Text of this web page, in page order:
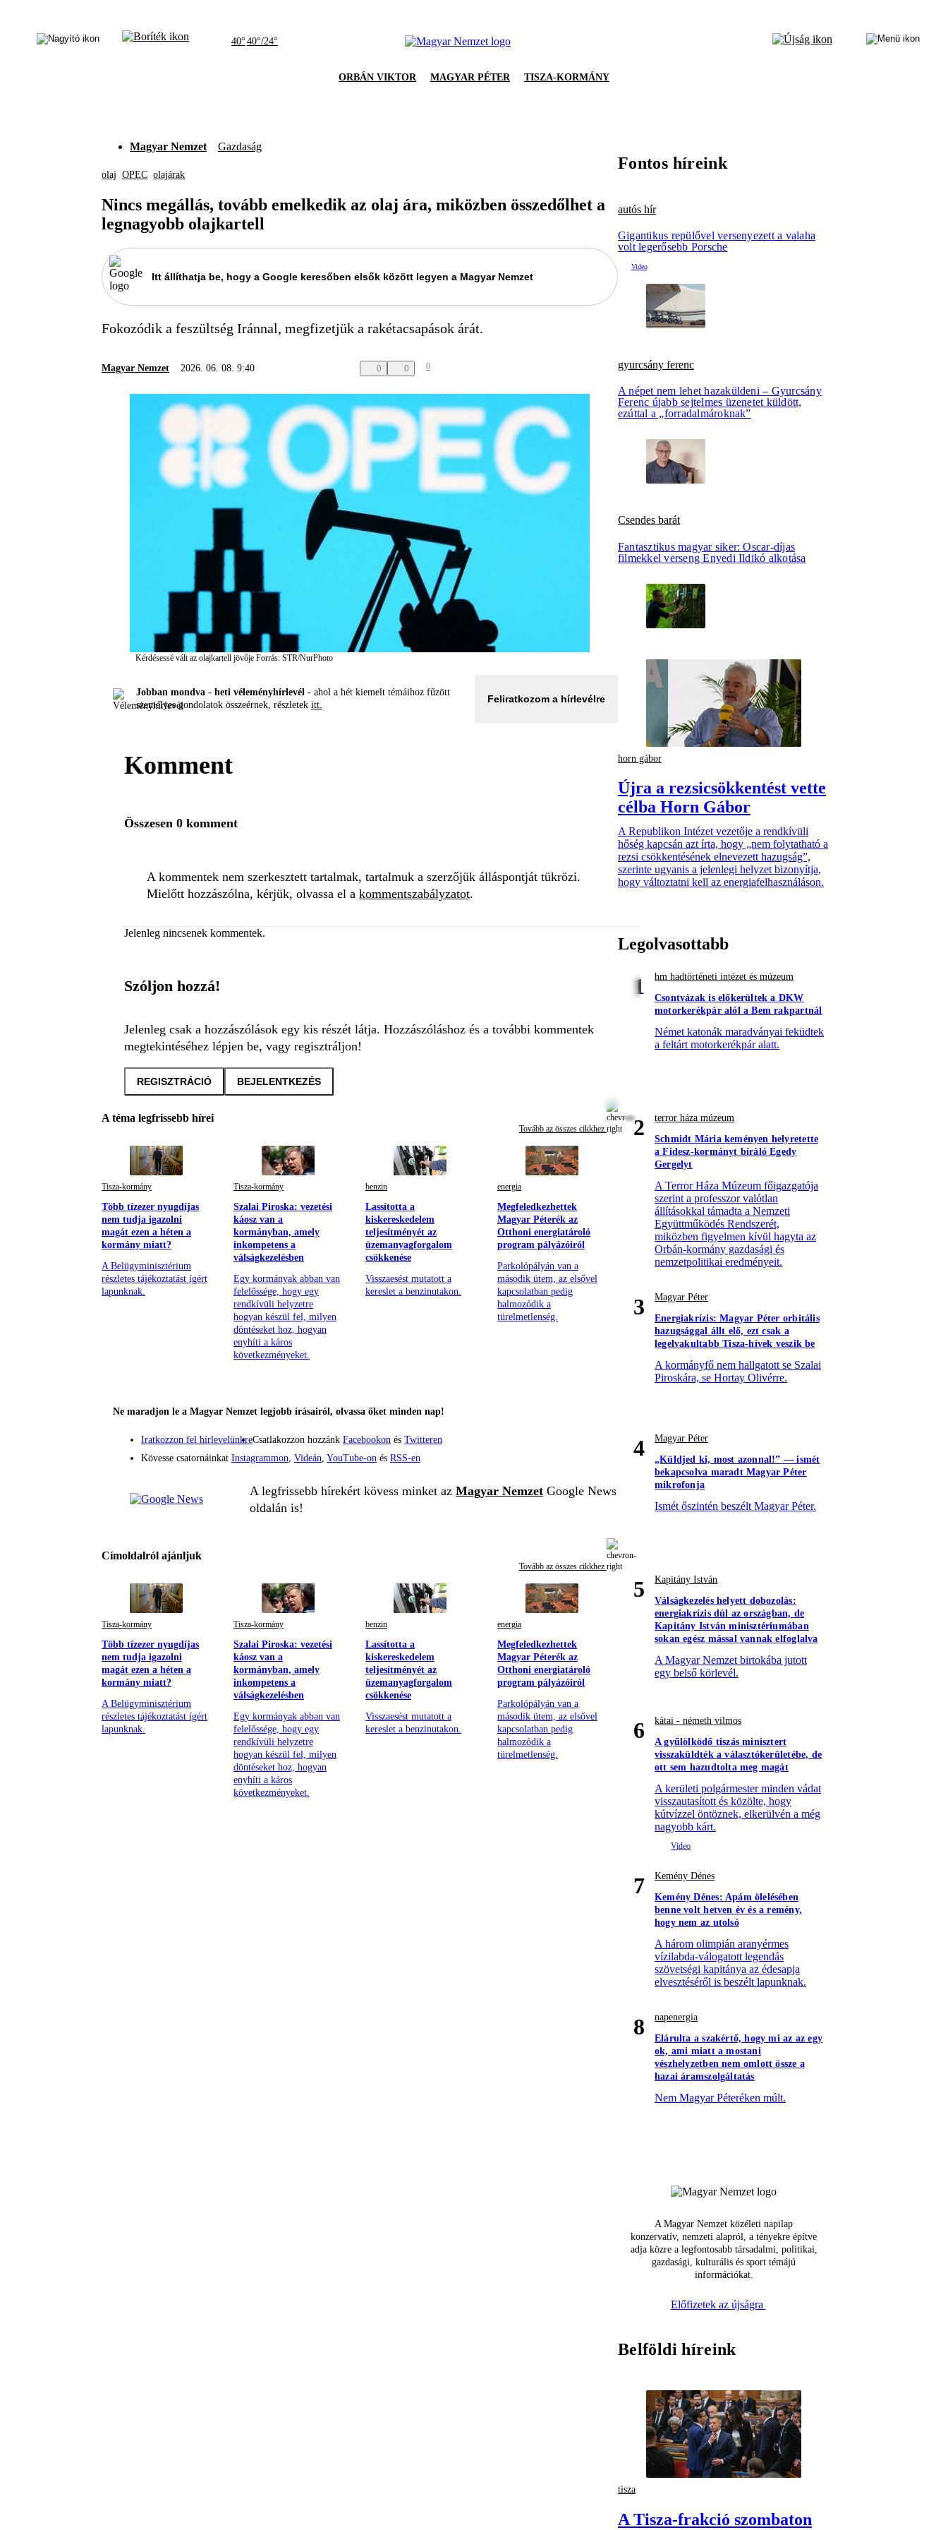
40° 40°/24°
ORBÁN VIKTOR MAGYAR PÉTER TISZA-KORMÁNY
Magyar Nemzet Gazdaság
olaj OPEC olajárak
Nincs megállás, tovább emelkedik az olaj ára, miközben összedőlhet a
legnagyobb olajkartell
Itt állíthatja be, hogy a Google keresőben elsők között legyen a Magyar Nemzet
Fokozódik a feszültség Iránnal, megfizetjük a rakétacsapások árát.
Magyar Nemzet 2026. 06. 08. 9:40 0 0 0
Kérdésessé vált az olajkartell jövője Forrás: STR/NurPhoto
Jobban mondva - heti véleményhírlevél - ahol a hét kiemelt témáihoz fűzött
személyes gondolatok összeérnek, részletek itt.
Feliratkozom a hírlevélre
Komment
Összesen 0 komment
A kommentek nem szerkesztett tartalmak, tartalmuk a szerzőjük álláspontját tükrözi.
Mielőtt hozzászólna, kérjük, olvassa el a kommentszabályzatot.
Jelenleg nincsenek kommentek.
Szóljon hozzá!
Jelenleg csak a hozzászólások egy kis részét látja. Hozzászóláshoz és a további kommentek
megtekintéséhez lépjen be, vagy regisztráljon!
REGISZTRÁCIÓ BEJELENTKEZÉS
A téma legfrissebb hírei
Tovább az összes cikkhez
Tisza-kormány
Több tízezer nyugdíjas
nem tudja igazolni
magát ezen a héten a
kormány miatt?
A Belügyminisztérium
részletes tájékoztatást ígért
lapunknak.
Tisza-kormány
Szalai Piroska: vezetési
káosz van a
kormányban, amely
inkompetens a
válságkezelésben
Egy kormányak abban van
felelőssége, hogy egy
rendkívüli helyzetre
hogyan készül fel, milyen
döntéseket hoz, hogyan
enyhíti a káros
következményeket.
benzin
Lassította a
kiskereskedelem
teljesítményét az
üzemanyagforgalom
csökkenése
Visszaesést mutatott a
kereslet a benzinutakon.
energia
Megfeledkezhettek
Magyar Péterék az
Otthoni energiatároló
program pályázóiról
Parkolópályán van a
második ütem, az elsővel
kapcsolatban pedig
halmozódik a
türelmetlenség.
Ne maradjon le a Magyar Nemzet legjobb írásairól, olvassa őket minden nap!
Iratkozzon fel hírlevelünkreCsatlakozzon hozzánk Facebookon és Twitteren
Kövesse csatornáinkat Instagrammon, Videán, YouTube-on és RSS-en
A legfrissebb hírekért kövess minket az Magyar Nemzet Google News
oldalán is!
Címoldalról ajánljuk
Tovább az összes cikkhez
Tisza-kormány
Több tízezer nyugdíjas
nem tudja igazolni
magát ezen a héten a
kormány miatt?
A Belügyminisztérium
részletes tájékoztatást ígért
lapunknak.
Tisza-kormány
Szalai Piroska: vezetési
káosz van a
kormányban, amely
inkompetens a
válságkezelésben
Egy kormányak abban van
felelőssége, hogy egy
rendkívüli helyzetre
hogyan készül fel, milyen
döntéseket hoz, hogyan
enyhíti a káros
következményeket.
benzin
Lassította a
kiskereskedelem
teljesítményét az
üzemanyagforgalom
csökkenése
Visszaesést mutatott a
kereslet a benzinutakon.
energia
Megfeledkezhettek
Magyar Péterék az
Otthoni energiatároló
program pályázóiról
Parkolópályán van a
második ütem, az elsővel
kapcsolatban pedig
halmozódik a
türelmetlenség.
Fontos híreink
autós hír
Gigantikus repülővel versenyezett a valaha
volt legerősebb Porsche
gyurcsány ferenc
A népet nem lehet hazaküldeni – Gyurcsány
Ferenc újabb sejtelmes üzenetet küldött,
ezúttal a „forradalmároknak”
Csendes barát
Fantasztikus magyar siker: Oscar-díjas
filmekkel verseng Enyedi Ildikó alkotása
horn gábor
Újra a rezsicsökkentést vette
célba Horn Gábor
A Republikon Intézet vezetője a rendkívüli
hőség kapcsán azt írta, hogy „nem folytatható a
rezsi csökkentésének elnevezett hazugság”,
szerinte ugyanis a jelenlegi helyzet bizonyítja,
hogy változtatni kell az energiafelhasználáson.
Legolvasottabb
1
hm hadtörténeti intézet és múzeum
Csontvázak is előkerültek a DKW
motorkerékpár alól a Bem rakpartnál
Német katonák maradványai feküdtek
a feltárt motorkerékpár alatt.
2
terror háza múzeum
Schmidt Mária keményen helyretette
a Fidesz-kormányt bíráló Egedy
Gergelyt
A Terror Háza Múzeum főigazgatója
szerint a professzor valótlan
állításokkal támadta a Nemzeti
Együttműködés Rendszerét,
miközben figyelmen kívül hagyta az
Orbán-kormány gazdasági és
nemzetpolitikai eredményeit.
3
Magyar Péter
Energiakrízis: Magyar Péter orbitális
hazugsággal állt elő, ezt csak a
legelvakultabb Tisza-hívek veszik be
A kormányfő nem hallgatott se Szalai
Piroskára, se Hortay Olivérre.
4
Magyar Péter
„Küldjed ki, most azonnal!” — ismét
bekapcsolva maradt Magyar Péter
mikrofonja
Ismét őszintén beszélt Magyar Péter.
5
Kapitány István
Válságkezelés helyett dobozolás:
energiakrízis dúl az országban, de
Kapitány István minisztériumában
sokan egész mással vannak elfoglalva
A Magyar Nemzet birtokába jutott
egy belső körlevél.
6
kátai - németh vilmos
A gyűlölködő tiszás minisztert
visszaküldték a választókerületébe, de
ott sem hazudtolta meg magát
A kerületi polgármester minden vádat
visszautasított és közölte, hogy
kútvízzel öntöznek, elkerülvén a még
nagyobb kárt.
7
Kemény Dénes
Kemény Dénes: Apám ölelésében
benne volt hetven év és a remény,
hogy nem az utolsó
A három olimpián aranyérmes
vízilabda-válogatott legendás
szövetségi kapitánya az édesapja
elvesztéséről is beszélt lapunknak.
8
napenergia
Elárulta a szakértő, hogy mi az az egy
ok, ami miatt a mostani
vészhelyzetben nem omlott össze a
hazai áramszolgáltatás
Nem Magyar Péteréken múlt.
A Magyar Nemzet közéleti napilap
konzervatív, nemzeti alapról, a tényekre építve
adja közre a legfontosabb társadalmi, politikai,
gazdasági, kulturális és sport témájú
információkat.
Előfizetek az újságra
Belföldi híreink
tisza
A Tisza-frakció szombaton